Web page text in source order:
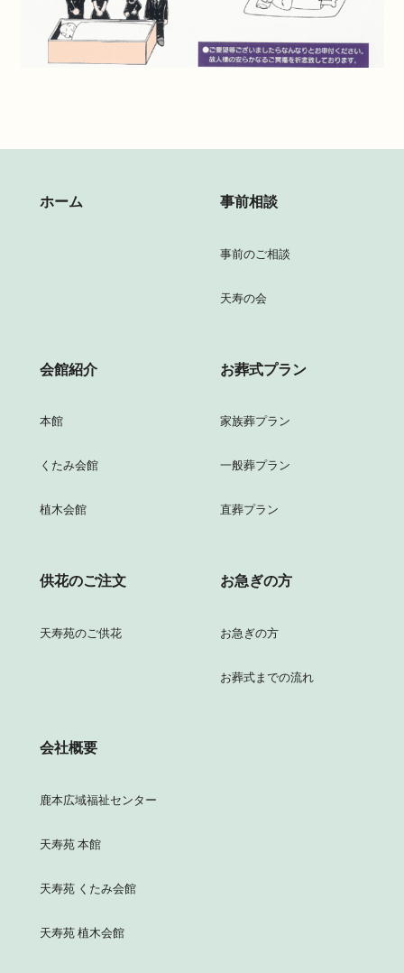
ホーム 事前相談
事前のご相談
天寿の会
会館紹介
本館
くたみ会館
植木会館
お葬式プラン
家族葬プラン
一般葬プラン
直葬プラン
供花のご注文
天寿苑のご供花
お急ぎの方
お急ぎの方
お葬式までの流れ
会社概要
鹿本広域福祉センター
天寿苑 本館
天寿苑 くたみ会館
天寿苑 植木会館